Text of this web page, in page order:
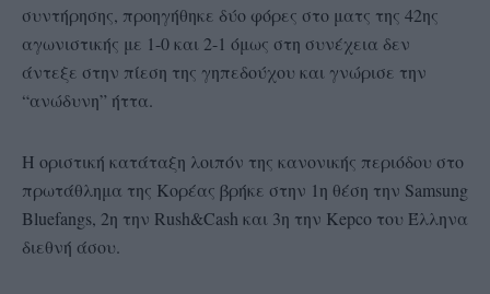
συντήρησης, προηγήθηκε δύο φόρες στο ματς της 42ης
αγωνιστικής με 1-0 και 2-1 όμως στη συνέχεια δεν
άντεξε στην πίεση της γηπεδούχου και γνώρισε την
“ανώδυνη” ήττα.
Η οριστική κατάταξη λοιπόν της κανονικής περιόδου στο
πρωτάθλημα της Κορέας βρήκε στην 1η θέση την Samsung
Bluefangs, 2η την Rush&Cash και 3η την Kepco του Έλληνα
διεθνή άσου.